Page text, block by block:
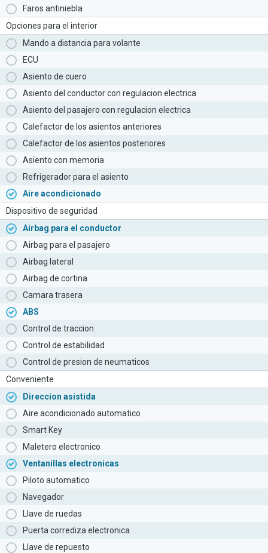
Faros antiniebla
Opciones para el interior
Mando a distancia para volante
ECU
Asiento de cuero
Asiento del conductor con regulacion electrica
Asiento del pasajero con regulacion electrica
Calefactor de los asientos anteriores
Calefactor de los asientos posteriores
Asiento con memoria
Refrigerador para el asiento
Aire acondicionado
Dispositivo de seguridad
Airbag para el conductor
Airbag para el pasajero
Airbag lateral
Airbag de cortina
Camara trasera
ABS
Control de traccion
Control de estabilidad
Control de presion de neumaticos
Conveniente
Direccion asistida
Aire acondicionado automatico
Smart Key
Maletero electronico
Ventanillas electronicas
Piloto automatico
Navegador
Llave de ruedas
Puerta corrediza electronica
Llave de repuesto